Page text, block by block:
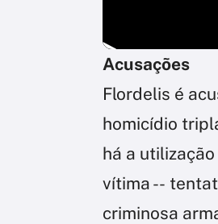
Acusações
Flordelis é
homicídio
há a
vítima --
criminosa